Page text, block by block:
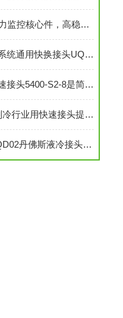
PVD设备压力监控核心件，高稳定性压力开关现货秒发
丹佛斯动力系统通用快换接头UQD，实现数据中心高效液冷
暖通空调快速接头5400-S2-8是简便安装、可靠密封的理想选择
5400-S5-8制冷行业用快速接头提升系统稳定性与操作便捷性
如何通过UQD02丹佛斯液冷接头提升冷却系统的耐用性？